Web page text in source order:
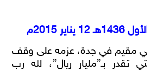
مقيم في جدة، عزمه على وقف
تقدر بـ”مليار ريال”، لله رب